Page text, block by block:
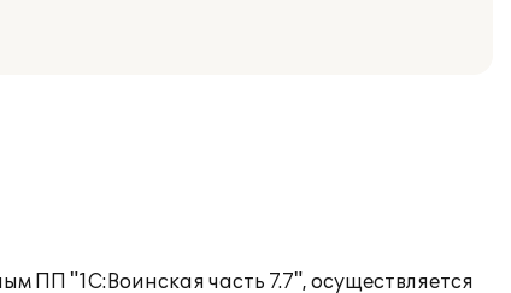
ПП "1С:Воинская часть 7.7", осуществляется